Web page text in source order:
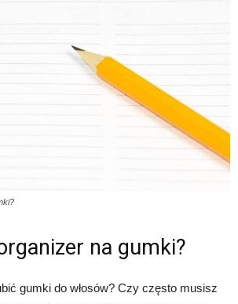
na gumki?
gumki do włosów? Czy często musisz